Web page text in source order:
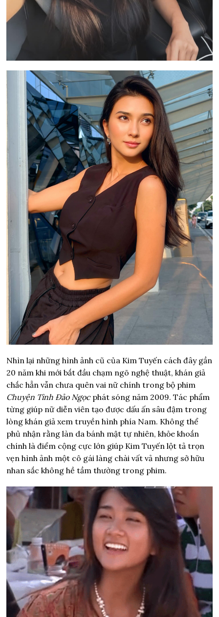
Nhìn lại những hình ảnh cũ của Kim Tuyến cách đây gần
20 năm khi mới bắt đầu chạm ngõ nghệ thuật, khán giả
chắc hẳn vẫn chưa quên vai nữ chính trong bộ phim
Chuyện Tình Đảo Ngọc phát sóng năm 2009. Tác phẩm
từng giúp nữ diễn viên tạo được dấu ấn sâu đậm trong
lòng khán giả xem truyền hình phía Nam. Không thể
phủ nhận rằng làn da bánh mật tự nhiên, khỏe khoắn
chính là điểm cộng cực lớn giúp Kim Tuyến lột tả trọn
vẹn hình ảnh một cô gái làng chài vất vả nhưng sở hữu
nhan sắc không hề tầm thường trong phim.